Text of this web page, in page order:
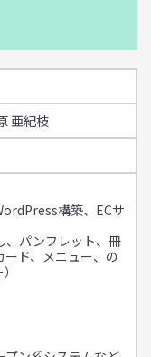
亜紀枝
構築、ECサ
、パンフレット、冊
ド、メニュー、の